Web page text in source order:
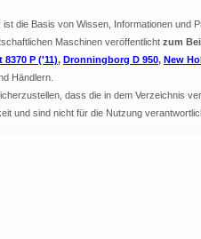
die Basis von Wissen, Informationen
Maschinen veröffentlicht zum
8370 P ('11), Dronningborg D 950, New
Händlern.
dass die in dem Verzeichnis
und sind nicht für die Nutzung